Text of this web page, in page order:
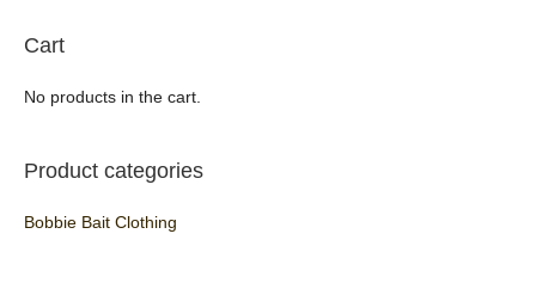
Cart
No products in the cart.
Product categories
Bobbie Bait Clothing